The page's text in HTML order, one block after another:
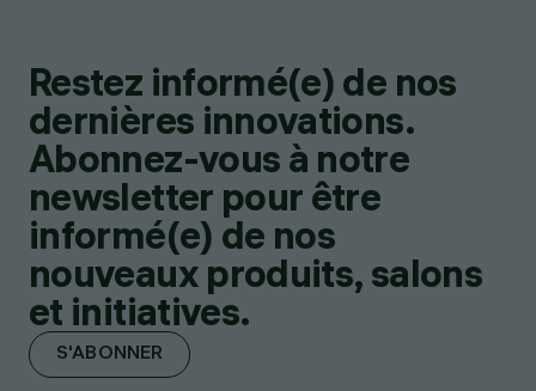
Restez informé(e) de nos
dernières innovations.
Abonnez-vous à notre
newsletter pour être
informé(e) de nos
nouveaux produits, salons
et initiatives.
S'ABONNER